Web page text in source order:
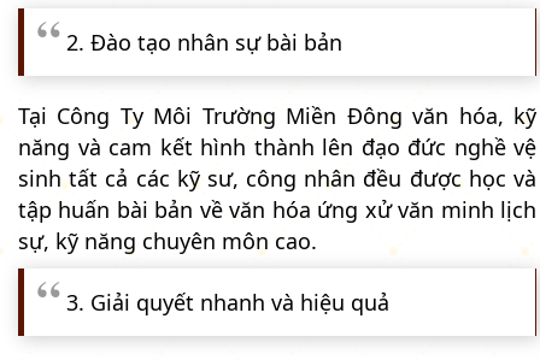
2. Đào tạo nhân sự bài bản
Tại Công Ty Môi Trường Miền Đông văn hóa, kỹ
năng và cam kết hình thành lên đạo đức nghề vệ
sinh tất cả các kỹ sư, công nhân đều được học và
tập huấn bài bản về văn hóa ứng xử văn minh lịch
sự, kỹ năng chuyên môn cao.
3. Giải quyết nhanh và hiệu quả